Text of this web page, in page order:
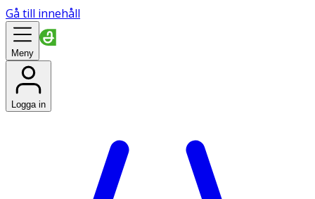
Gå till innehåll
Meny
Logga in